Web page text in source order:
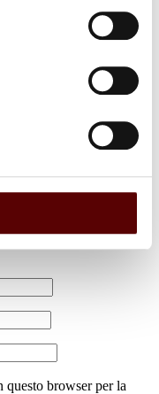
I campi obbligatori sono
browser per la